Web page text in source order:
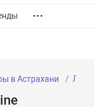
...
в Астрахани